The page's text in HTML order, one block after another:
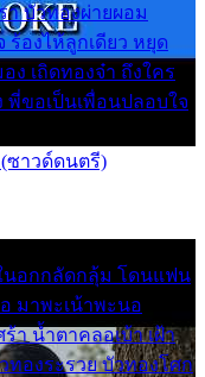
บัวทองผ่ายผอม
ร้องไห้ลูกเดียว หยุด
ง เถิดทองจ๋า ถึงใคร
พี่ขอเป็นเพื่อนปลอบใจ
ซาวด์ดนตรี)
นอกกลัดกลุ้ม โดนแฟน
มาพะเน้าพะนอ
า น้ำตาคลอเบ้า เฝ้า
องระรวย บัวทองโศก